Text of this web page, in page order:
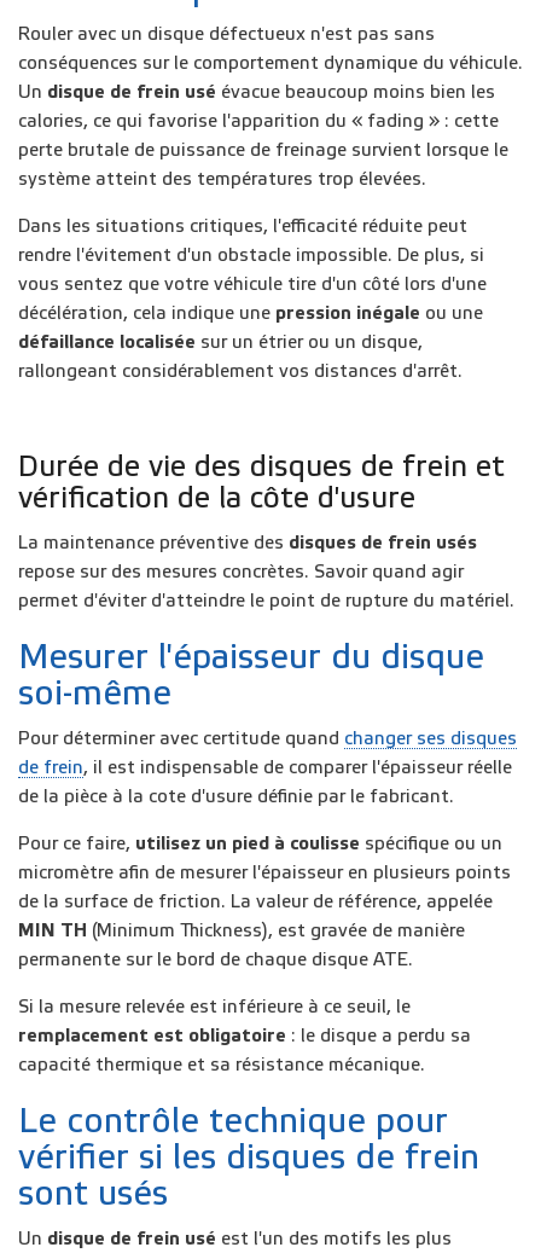
Rouler avec un disque défectueux n'est pas sans
conséquences sur le comportement dynamique du véhicule.
Un disque de frein usé évacue beaucoup moins bien les
calories, ce qui favorise l'apparition du « fading » : cette
perte brutale de puissance de freinage survient lorsque le
système atteint des températures trop élevées.
Dans les situations critiques, l'efficacité réduite peut
rendre l'évitement d'un obstacle impossible. De plus, si
vous sentez que votre véhicule tire d'un côté lors d'une
décélération, cela indique une pression inégale ou une
défaillance localisée sur un étrier ou un disque,
rallongeant considérablement vos distances d'arrêt.
Durée de vie des disques de frein et
vérification de la côte d'usure
La maintenance préventive des disques de frein usés
repose sur des mesures concrètes. Savoir quand agir
permet d'éviter d'atteindre le point de rupture du matériel.
Mesurer l'épaisseur du disque
soi-même
Pour déterminer avec certitude quand changer ses disques
de frein, il est indispensable de comparer l'épaisseur réelle
de la pièce à la cote d'usure définie par le fabricant.
Pour ce faire, utilisez un pied à coulisse spécifique ou un
micromètre afin de mesurer l'épaisseur en plusieurs points
de la surface de friction. La valeur de référence, appelée
MIN TH (Minimum Thickness), est gravée de manière
permanente sur le bord de chaque disque ATE.
Si la mesure relevée est inférieure à ce seuil, le
remplacement est obligatoire : le disque a perdu sa
capacité thermique et sa résistance mécanique.
Le contrôle technique pour
vérifier si les disques de frein
sont usés
Un disque de frein usé est l'un des motifs les plus